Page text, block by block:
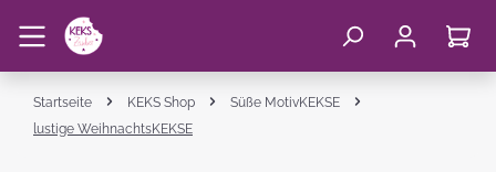
Startseite KEKS Shop
Süße MotivKEKSE
lustige WeihnachtsKEKSE